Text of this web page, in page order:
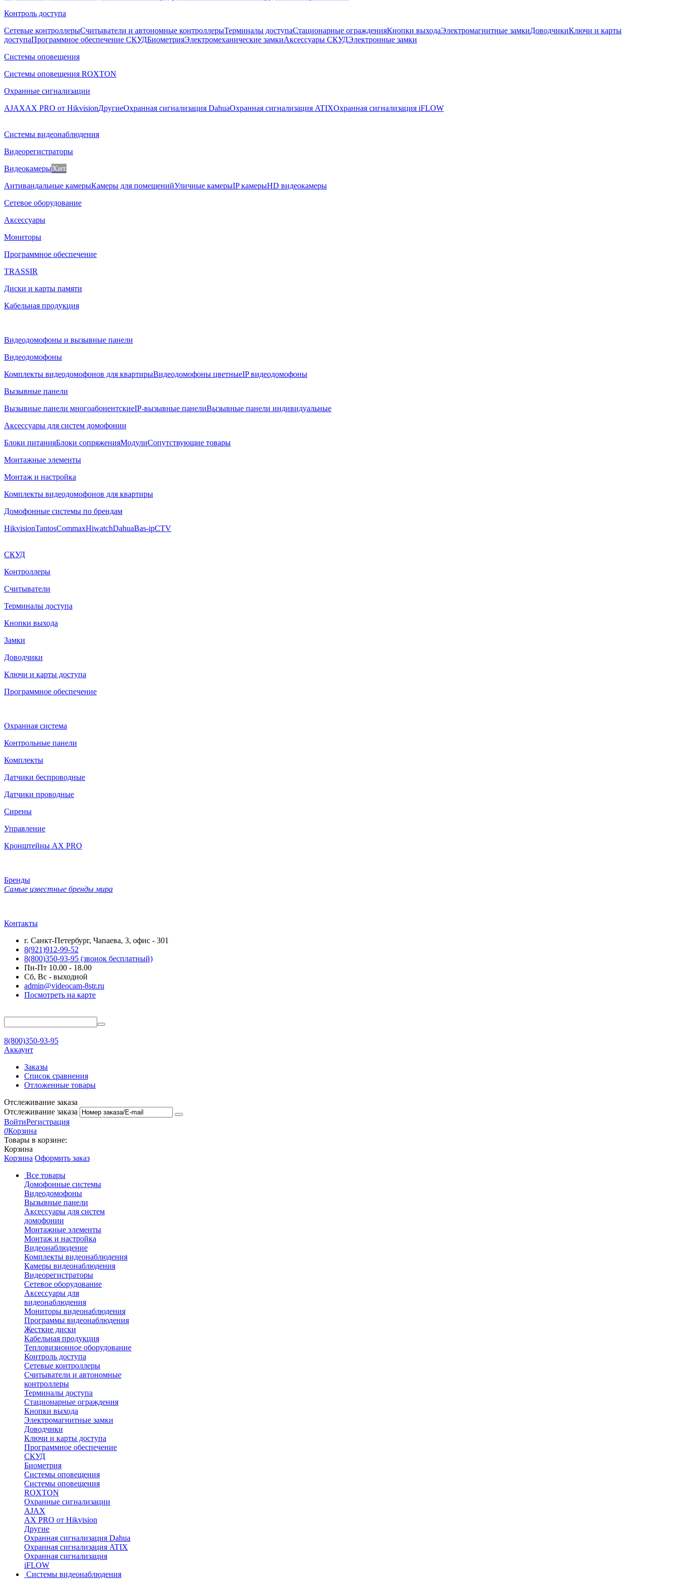
Контроль доступа
Сетевые контроллерыСчитыватели и автономные контроллерыТерминалы доступаСтационарные огражденияКнопки выходаЭлектромагнитные замкиДоводчикиКлючи и карты
доступаПрограммное обеспечение СКУДБиометрияЭлектромеханические замкиАксессуары СКУДЭлектронные замки
Системы оповещения
Системы оповещения ROXTON
Охранные сигнализации
AJAXAX PRO от HikvisionДругиеОхранная сигнализация DahuaОхранная сигнализация ATIXОхранная сигнализация iFLOW
Системы видеонаблюдения
Видеорегистраторы
ВидеокамерыХит
Антивандальные камерыКамеры для помещенийУличные камерыIP камерыHD видеокамеры
Сетевое оборудование
Аксессуары
Мониторы
Программное обеспечение
TRASSIR
Диски и карты памяти
Кабельная продукция
Видеодомофоны и вызывные панели
Видеодомофоны
Комплекты видеодомофонов для квартирыВидеодомофоны цветныеIP видеодомофоны
Вызывные панели
Вызывные панели многоабонентскиеIP-вызывные панелиВызывные панели индивидуальные
Аксессуары для систем домофонии
Блоки питанияБлоки сопряженияМодулиСопутствующие товары
Монтажные элементы
Монтаж и настройка
Комплекты видеодомофонов для квартиры
Домофонные системы по брендам
HikvisionTantosCommaxHiwatchDahuaBas-ipCTV
СКУД
Контроллеры
Считыватели
Терминалы доступа
Кнопки выхода
Замки
Доводчики
Ключи и карты доступа
Программное обеспечение
Охранная система
Контрольные панели
Комплекты
Датчики беспроводные
Датчики проводные
Сирены
Управление
Кронштейны AX PRO
Бренды
Самые известные бренды мира
Контакты
г. Санкт-Петербург, Чапаева, 3, офис - 301
8(921)912-99-52
8(800)350-93-95 (звонок бесплатный)
Пн-Пт 10.00 - 18.00
Сб, Вс - выходной
admin@videocam-8str.ru
Посмотреть на карте
8(800)350-93-95
Аккаунт
Заказы
Список сравнения
Отложенные товары
Отслеживание заказа
Отслеживание заказа
ВойтиРегистрация
0Корзина
Товары в корзине:
Корзина
Корзина Оформить заказ
Все товары
Домофонные системы
Видеодомофоны
Вызывные панели
Аксессуары для систем
домофонии
Монтажные элементы
Монтаж и настройка
Видеонаблюдение
Комплекты видеонаблюдения
Камеры видеонаблюдения
Видеорегистраторы
Сетевое оборудование
Аксессуары для
видеонаблюдения
Мониторы видеонаблюдения
Программы видеонаблюдения
Жесткие диски
Кабельная продукция
Тепловизионное оборудование
Контроль доступа
Сетевые контроллеры
Считыватели и автономные
контроллеры
Терминалы доступа
Стационарные ограждения
Кнопки выхода
Электромагнитные замки
Доводчики
Ключи и карты доступа
Программное обеспечение
СКУД
Биометрия
Системы оповещения
Системы оповещения
ROXTON
Охранные сигнализации
AJAX
AX PRO от Hikvision
Другие
Охранная сигнализация Dahua
Охранная сигнализация ATIX
Охранная сигнализация
iFLOW
Системы видеонаблюдения